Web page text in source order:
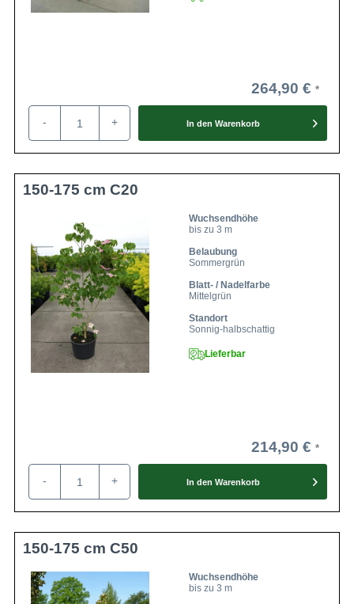
264,90 €
- + In den Warenkorb
150-175 cm C20
Wuchsendhöhe
bis zu 3 m
Belaubung
Sommergrün
Blatt- / Nadelfarbe
Mittelgrün
Standort
Sonnig-halbschattig
Lieferbar
214,90 €
- + In den Warenkorb
150-175 cm C50
Wuchsendhöhe
bis zu 3 m